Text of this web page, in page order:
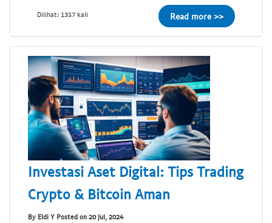
Dilihat: 1357 kali Read more >>
Investasi Aset Digital: Tips Trading
Crypto & Bitcoin Aman
By Eldi Y Posted on 20 Jul, 2024